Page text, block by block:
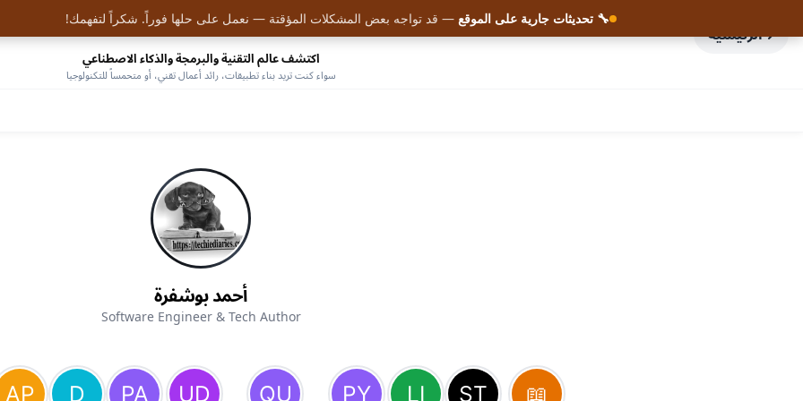
اكتشف عالم التقنية والبرمجة والذكاء الاصطناعي
سواء كنت تريد بناء تطبيقات، رائد أعمال تقني، أو متحمساً للتكنولوجيا
تفعيل الجرس أو الاشتراك
الرئيسية
أحمد بوشفرة
Software Engineer & Tech Author
🔧 تحديثات جارية على الموقع — قد تواجه بعض المشكلات المؤقتة — نعمل على حلها فوراً. شكراً لتفهمك!